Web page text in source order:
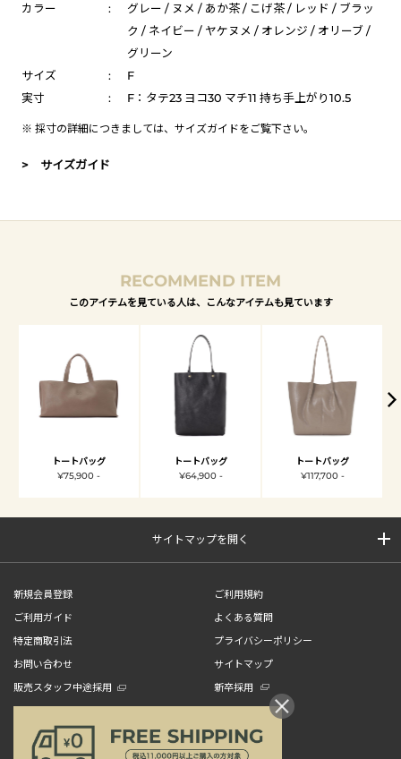
カラー
:
グレー / ヌメ / あか茶 / こげ茶 / レッド / ブラッ
ク / ネイビー / ヤケヌメ / オレンジ / オリーブ /
グリーン
サイズ
:
F
実寸
: F：タテ23 ヨコ30 マチ11 持ち手上がり10.5
※ 採寸の詳細につきましては、 サイズガイドをご覧下さい。
> サイズガイド
RECOMMEND ITEM
このアイテムを見ている人は、こんなアイテムも見ています
トートバッグ
¥75,900 -
トートバッグ
¥64,900 -
トートバッグ
¥117,700 -
サイトマップを開く
新規会員登録
ご利用規約
ご利用ガイド
よくある質問
特定商取引法
プライバシーポリシー
お問い合わせ
サイトマップ
販売スタッフ中途採用
新卒採用